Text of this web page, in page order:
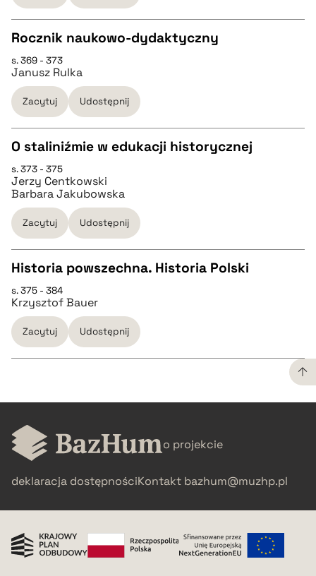
BIBTEX
CZYSTY TEKST
pobierz cytat
BIBTEX
pobierz cytat
Rocznik naukowo-dydaktyczny
s. 369 - 373
Janusz Rulka
Zacytuj Udostępnij
CZYSTY TEKST
pobierz cytat
pobierz cytat
O staliniźmie w edukacji historycznej
s. 373 - 375
Jerzy Centkowski
Barbara Jakubowska
Zacytuj Udostępnij
CZYSTY TEKST
pobierz cytat
Historia powszechna. Historia Polski
s. 375 - 384
Krzysztof Bauer
Zacytuj Udostępnij
CZYSTY TEKST
pobierz cytat
BIBTEX
o projekcie
deklaracja dostępnościKontakt bazhum@muzhp.pl